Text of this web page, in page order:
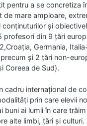
pentru a se concretiza
de mare amploare,
conținuturilor și
profesori din 9 țări
Germania,
și 2 țări non-
Coreea de Sud).
cadru internațional de
prin care elevii
buni ai lumii în care
alte limbi, țări și